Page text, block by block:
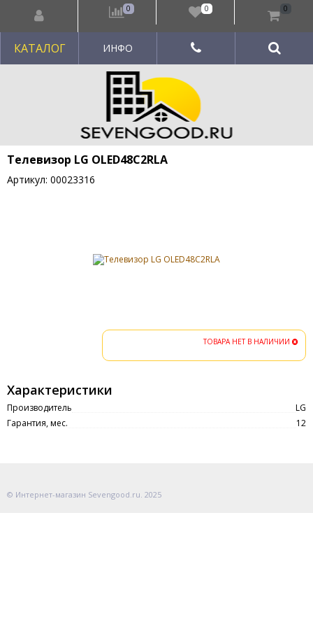
КАТАЛОГ ИНФО
Телевизор LG OLED48C2RLA
Артикул: 00023316
ТОВАРА НЕТ В НАЛИЧИИ
Характеристики
Производитель
LG
Гарантия, мес.
12
© Интернет-магазин Sevengood.ru. 2025
0 0 0